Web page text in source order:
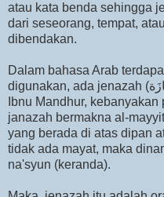
atau kata benda sehingga
dari seseorang, tempat,
dibendakan.
Dalam bahasa Arab
digunakan, ada jenazah (جَنازَة) dan jinazah (جِنازَة). Menurut
Ibnu Mandhur,
janazah bermakna al-
yang berada di atas dipan
tidak ada mayat, maka
na'syun (keranda).